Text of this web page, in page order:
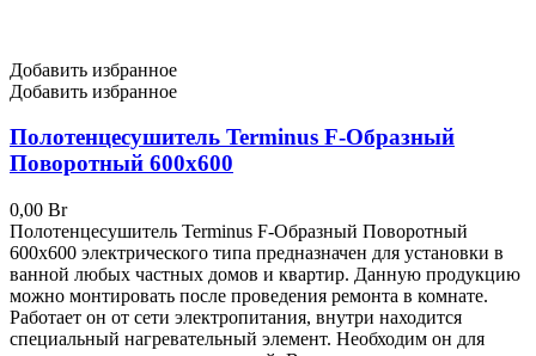
Добавить избранное
Добавить избранное
Полотенцесушитель Terminus F-Образный
Поворотный 600х600
0,00 Br
Полотенцесушитель Terminus F-Образный Поворотный
600х600 электрического типа предназначен для установки в
ванной любых частных домов и квартир. Данную продукцию
можно монтировать после проведения ремонта в комнате.
Работает он от сети электропитания, внутри находится
специальный нагревательный элемент. Необходим он для